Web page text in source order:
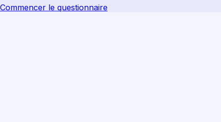
Commencer le questionnaire